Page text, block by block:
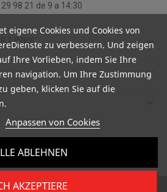
98 21 de 9 a 14:30
LINKS keyboard_arrow_down
keyboard_arrow_down

eigene Cookies und Cookies von
zu verbessern. Und zeigen
Ihre Vorlieben, indem Sie Ihre
navigation. Um Ihre Zustimmung
geben, klicken Sie auf die
Anpassen von Cookies
ABLEHNEN
AKZEPTIERE